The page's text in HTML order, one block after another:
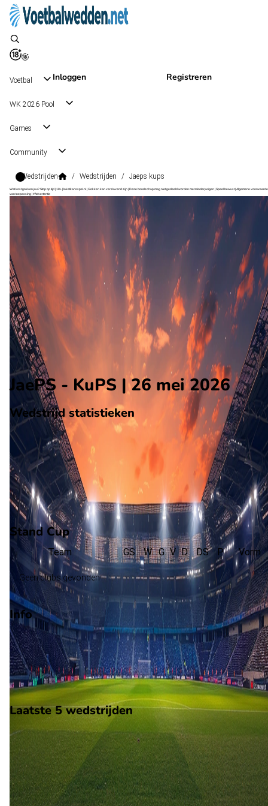
Inloggen Registreren
Voetbal
WK 2026 Pool
Games
Community
Wedstrijden / Wedstrijden / Jaeps kups
Wat kost gokken jou? Stop op tijd | 18+ | loketkansspel.nl | Gokken kan verslavend zijn | Deze boodschap mag niet gedeeld worden met minderjarigen | Speel bewust | Algemene
van toepassing | #Advertentie
Cup, Finland
, Finland
KuPS
Alle wedstrijden
JaePS - KuPS
Opstellingen
Voorspelling
Voorbeschouwing
JaePS - KuPS | 26 mei 2026
Wedstrijd statistieken
Verloop
Statistieken
Eindscore (0 - 1)
Eerste helft
Tweede helft
72'
O. Ruoppi
Stand Cup
Team GS W G V D DS P Vorm
Geen clubs gevonden
Info
Op 26 mei 2026 gaat JaePS de strijd aan met KuPS. De
wedstrijd wordt afgetrapt om 15:30 en wordt gespeeld in de
Finland Cup 1.
Stadion: Onbekend
Scheidsrechter: Onbekend
Laatste 5 wedstrijden
JaePS
KuPS
2026
JaePS